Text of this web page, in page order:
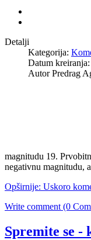
Detalji
Kategorija:
Datum
Autor Predrag
magnitudu 19.
negativnu magnitudu,
Opširnije: Uskoro
Write comment (0
Spremite se -